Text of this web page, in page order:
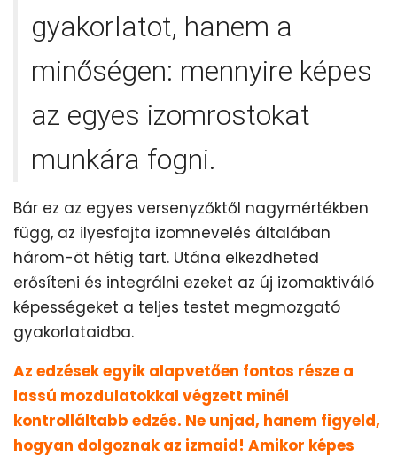
gyakorlatot, hanem a
minőségen: mennyire képes
az egyes izomrostokat
munkára fogni.
Bár ez az egyes versenyzőktől nagymértékben
függ, az ilyesfajta izomnevelés általában
három-öt hétig tart. Utána elkezdheted
erősíteni és integrálni ezeket az új izomaktiváló
képességeket a teljes testet megmozgató
gyakorlataidba.
Az edzések egyik alapvetően fontos része a
lassú mozdulatokkal végzett minél
kontrolláltabb edzés. Ne unjad, hanem figyeld,
hogyan dolgoznak az izmaid! Amikor képes